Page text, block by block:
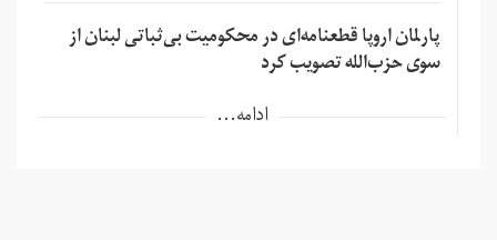
پارلمان اروپا قطعنامه‌ای در محکومیت بی‌ثباتی لبنان از
سوی حزب‌الله تصویب کرد
ادامه...